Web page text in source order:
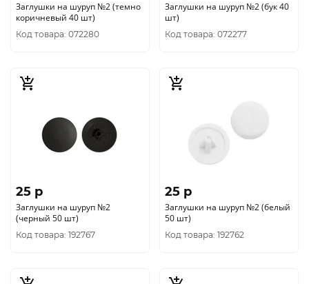
Заглушки на шуруп №2 (темно
коричневый 40 шт)
Код товара: 072280
Заглушки на шуруп №2 (бук 40
шт)
Код товара: 072277
25 p
Заглушки на шуруп №2
(черный 50 шт)
Код товара: 192767
25 p
Заглушки на шуруп №2 (белый
50 шт)
Код товара: 192762